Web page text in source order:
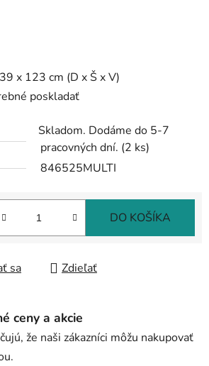
x 123 cm (D x Š x V)
poskladať
Skladom. Dodáme do 5-7
pracovných dní. (2 ks)
846525MULTI
DO KOŠÍKA
sa Zdieľať
ceny a akcie
že naši zákazníci môžu nakupovať